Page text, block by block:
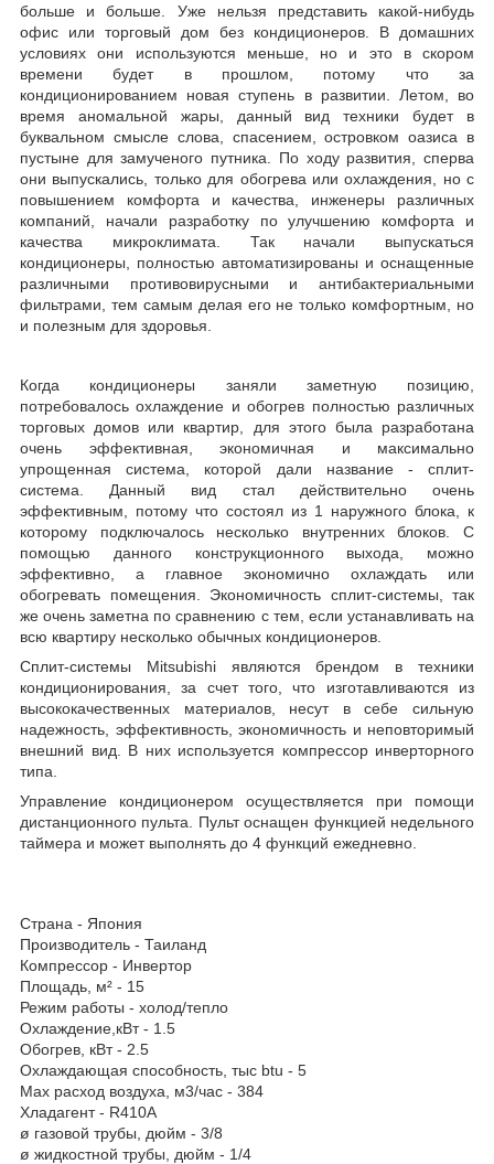
больше и больше. Уже нельзя представить какой-нибудь
офис или торговый дом без кондиционеров. В домашних
условиях они используются меньше, но и это в скором
времени будет в прошлом, потому что за
кондиционированием новая ступень в развитии. Летом, во
время аномальной жары, данный вид техники будет в
буквальном смысле слова, спасением, островком оазиса в
пустыне для замученого путника. По ходу развития, сперва
они выпускались, только для обогрева или охлаждения, но с
повышением комфорта и качества, инженеры различных
компаний, начали разработку по улучшению комфорта и
качества микроклимата. Так начали выпускаться
кондиционеры, полностью автоматизированы и оснащенные
различными противовирусными и антибактериальными
фильтрами, тем самым делая его не только комфортным, но
и полезным для здоровья.
Когда кондиционеры заняли заметную позицию,
потребовалось охлаждение и обогрев полностью различных
торговых домов или квартир, для этого была разработана
очень эффективная, экономичная и максимально
упрощенная система, которой дали название - сплит-
система. Данный вид стал действительно очень
эффективным, потому что состоял из 1 наружного блока, к
которому подключалось несколько внутренних блоков. С
помощью данного конструкционного выхода, можно
эффективно, а главное экономично охлаждать или
обогревать помещения. Экономичность сплит-системы, так
же очень заметна по сравнению с тем, если устанавливать на
всю квартиру несколько обычных кондиционеров.
Сплит-системы Mitsubishi являются брендом в техники
кондиционирования, за счет того, что изготавливаются из
высококачественных материалов, несут в себе сильную
надежность, эффективность, экономичность и неповторимый
внешний вид. В них используется компрессор инверторного
типа.
Управление кондиционером осуществляется при помощи
дистанционного пульта. Пульт оснащен функцией недельного
таймера и может выполнять до 4 функций ежедневно.
Страна - Япония
Производитель - Таиланд
Компрессор - Инвертор
Площадь, м² - 15
Режим работы - холод/тепло
Охлаждение,кВт - 1.5
Обогрев, кВт - 2.5
Охлаждающая способность, тыс btu - 5
Max расход воздуха, м3/час - 384
Хладагент - R410A
ø газовой трубы, дюйм - 3/8
ø жидкостной трубы, дюйм - 1/4